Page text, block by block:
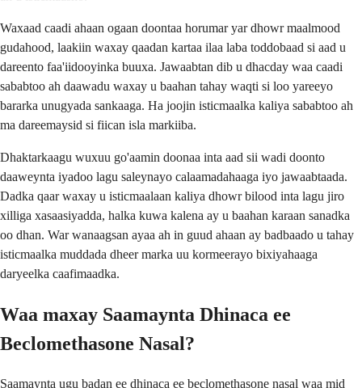
Waxaad caadi ahaan ogaan doontaa horumar yar dhowr maalmood
gudahood, laakiin waxay qaadan kartaa ilaa laba toddobaad si aad u
dareento faa'iidooyinka buuxa. Jawaabtan dib u dhacday waa caadi
sababtoo ah daawadu waxay u baahan tahay waqti si loo yareeyo
bararka unugyada sankaaga. Ha joojin isticmaalka kaliya sababtoo ah
ma dareemaysid si fiican isla markiiba.
Dhaktarkaagu wuxuu go'aamin doonaa inta aad sii wadi doonto
daaweynta iyadoo lagu saleynayo calaamadahaaga iyo jawaabtaada.
Dadka qaar waxay u isticmaalaan kaliya dhowr bilood inta lagu jiro
xilliga xasaasiyadda, halka kuwa kalena ay u baahan karaan sanadka
oo dhan. War wanaagsan ayaa ah in guud ahaan ay badbaado u tahay
isticmaalka muddada dheer marka uu kormeerayo bixiyahaaga
daryeelka caafimaadka.
Waa maxay Saamaynta Dhinaca ee
Beclomethasone Nasal?
Saamaynta ugu badan ee dhinaca ee beclomethasone nasal waa mid